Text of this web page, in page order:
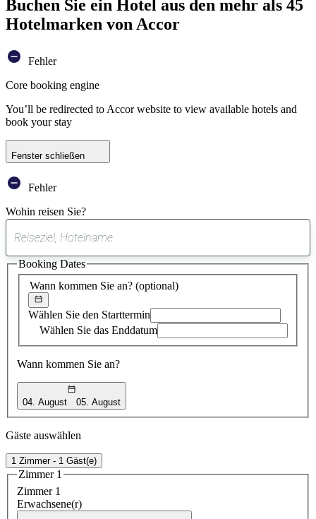
Buchen Sie ein Hotel aus den mehr als 45
Hotelmarken von Accor
Fehler
Core booking engine
You’ll be redirected to Accor website to view available hotels and
book your stay
Fenster schließen
Fehler
Wohin reisen Sie?
gefundener
Vorschlag
Wann kommen Sie an? (optional)
Wählen Sie den Starttermin
Wählen Sie das Enddatum
Wann kommen Sie an?
04. August 05. August
Booking Dates
Gäste auswählen
1 Zimmer - 1 Gäst(e)
Zimmer 1
Zimmer 1
Erwachsene(r)